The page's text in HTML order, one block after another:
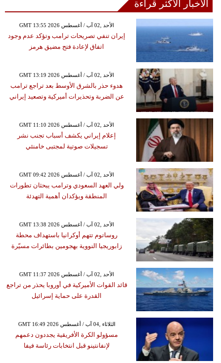
الأخبار الأكثر قراءة
GMT 13:55 2026 الأحد ,02 آب / أغسطس
إيران تنفي تصريحات ترامب وتؤكد عدم وجود
اتفاق لإعادة فتح مضيق هرمز
GMT 13:19 2026 الأحد ,02 آب / أغسطس
هدوء حذر بالشرق الأوسط بعد تراجع ترامب
عن الضربة وتحذيرات أميركية وتصعيد إيراني
GMT 11:10 2026 الأحد ,02 آب / أغسطس
إعلام إيراني يكشف أسباب تجنب نشر
تسجيلات صوتية لمجتبى خامنئي
GMT 09:42 2026 الأحد ,02 آب / أغسطس
ولي العهد السعودي وترامب يبحثان تطورات
المنطقة ويؤكدان أهمية التهدئة
GMT 13:38 2026 الأحد ,02 آب / أغسطس
روساتوم تتهم أوكرانيا باستهداف محطة
زابوريجيا النووية بهجومين بطائرات مسيّرة
GMT 11:37 2026 الأحد ,02 آب / أغسطس
قائد القوات الأميركية في أوروبا يحذر من تراجع
القدرة على حماية إسرائيل
GMT 16:49 2026 الثلاثاء ,04 آب / أغسطس
مسؤولو الكرة الأفريقية يجددون دعمهم
لإنفانتينو قبل انتخابات رئاسة فيفا